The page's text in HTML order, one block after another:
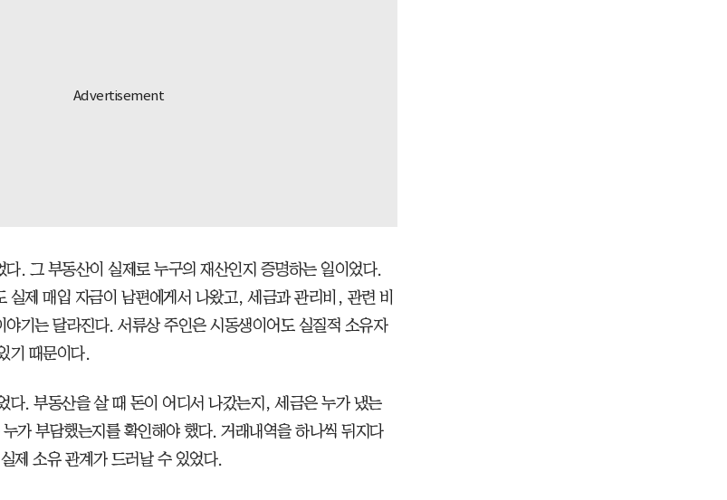
다. 그 부동산이 실제로 누구의 재산인지 증명하는 일이었다.
실제 매입 자금이 남편에게서 나왔고, 세금과 관리비, 관련 비
야기는 달라진다. 서류상 주인은 시동생이어도 실질적 소유자
기 때문이다.
다. 부동산을 살 때 돈이 어디서 나갔는지, 세금은 누가 냈는
가 부담했는지를 확인해야 했다. 거래내역을 하나씩 뒤지다
제 소유 관계가 드러날 수 있었다.